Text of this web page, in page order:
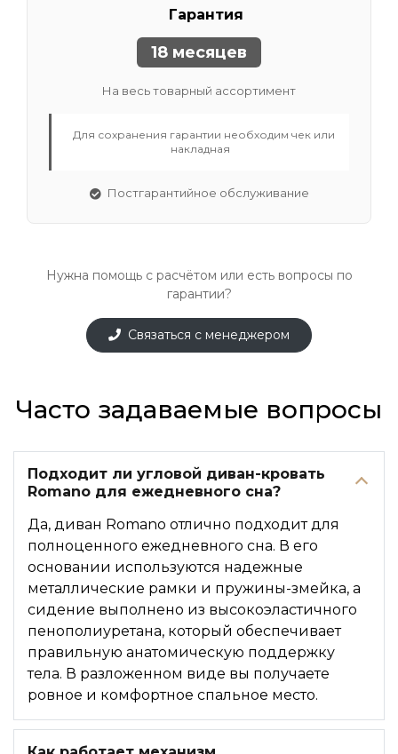
Гарантия
18 месяцев
На весь товарный ассортимент
Для сохранения гарантии необходим чек или
накладная
Постгарантийное обслуживание
Нужна помощь с расчётом или есть вопросы по
гарантии?
Связаться с менеджером
Часто задаваемые вопросы
Подходит ли угловой диван-кровать
Romano для ежедневного сна?
Да, диван Romano отлично подходит для
полноценного ежедневного сна. В его
основании используются надежные
металлические рамки и пружины-змейка, а
сидение выполнено из высокоэластичного
пенополиуретана, который обеспечивает
правильную анатомическую поддержку
тела. В разложенном виде вы получаете
ровное и комфортное спальное место.